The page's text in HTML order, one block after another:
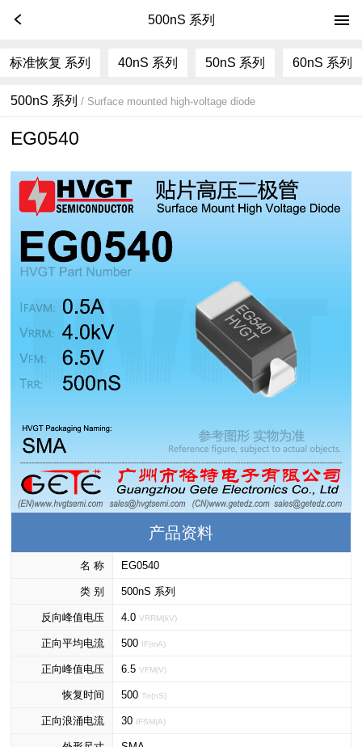
500nS 系列
标准恢复 系列 40nS 系列 50nS 系列 60nS 系列
500nS 系列/ Surface mounted high-voltage diode
EG0540
产品资料
名 称 EG0540
类 别 500nS 系列
反向峰值电压 4.0VRRM(kV)
正向平均电流 500 IF(mA)
正向峰值电压 6.5VFM(V)
恢复时间 500Trr(nS)
正向浪涌电流 30 IFSM(A)